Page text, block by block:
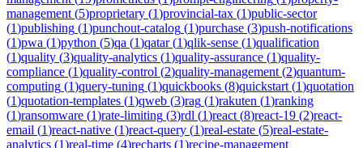
management (5)proprietary (1)provincial-tax (1)public-sector
(1)publishing (1)punchout-catalog (1)purchase (3)push-notifications
(1)pwa (1)python (5)qa (1)qatar(1)qlik-sense (1)qualification
(1)quality (3)quality-analytics (1)quality-assurance (1)quality-
compliance (1)quality-control (2)quality-management (2)quantum-
computing (1)query-tuning (1)quickbooks (8)quickstart (1)quotation
(1)quotation-templates (1)qweb (3)rag (1)rakuten (1)ranking
(1)ransomware (1)rate-limiting (3)rdl (1)react (8)react-19 (2)react-
email (1)react-native (1)react-query (1)real-estate (5)real-estate-
analytics (1)real-time (4)recharts (1)recipe-management